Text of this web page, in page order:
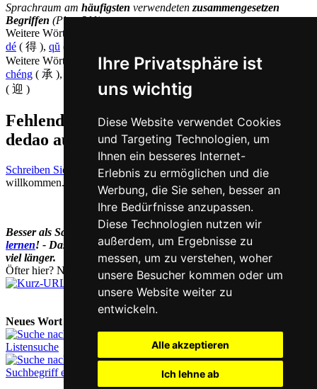
Ihre Privatsphäre ist
uns wichtig
Diese Website verwendet Cookies
und Targeting Technologien, um
Ihnen ein besseres Internet-
Erlebnis zu ermöglichen und die
Werbung, die Sie sehen, besser an
Ihre Bedürfnisse anzupassen.
Diese Technologien nutzen wir
außerdem, um Ergebnisse zu
messen, um zu verstehen, woher
unsere Besucher kommen oder um
unsere Website weiter zu
entwickeln.
Alle akzeptieren
Ich lehne ab
Sprachraum am häufigsten verwendeten zusammengesetzen
Begriffen (Platz211)
Weitere Wörter, die ebenfalls
dé ( 得 ), qŭ ( 取 ),
Weitere Wörter, die ebenfallserhalten auf Chinesischbedeuten
chéng ( 承 ), ( 获得 ), ( 接 ), shòu ( 受 ), yīng ( 膺 ),
( 迎 )
Fehlende oder falsche Übersetzung für
dedao auf Deutsch melden
Schreiben Sie uns!
Ihr Feedback und konstruktive Kritik sind stets
willkommen.
Besser als Schriftzeichen nachschlagen:Online Chinesisch
lernen! - Das dauert dank visueller Merkhilfen gar nicht mal so
viel länger.
Öfter hier? Nutzen Sie unsereKurz-URL chi.nesis.ch
Neues Wort nachschlagen:
Listensuche
Suchbegriff eingeben